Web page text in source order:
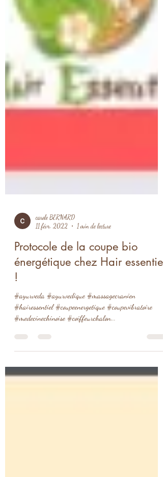
carole BERNARD
11 févr. 2022
1 min de lecture
Protocole de la coupe bio
!
#ayurveda #ayurvedique #massagecranien
#hairessentiel #coupeenergetique #coupevibratoire